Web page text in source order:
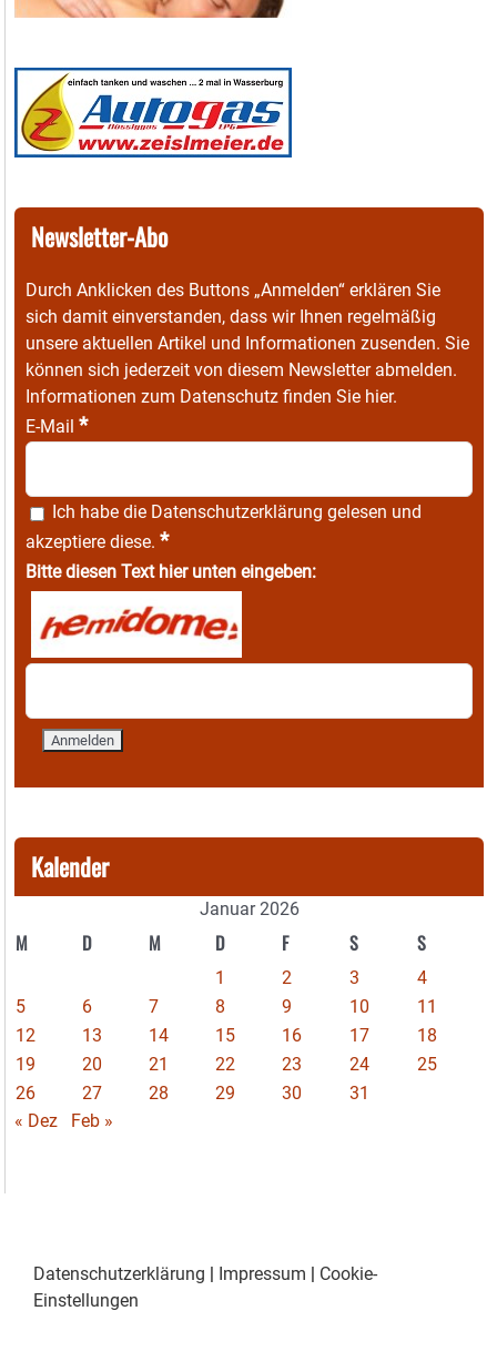
Newsletter-Abo
Durch Anklicken des Buttons „Anmelden“ erklären Sie
sich damit einverstanden, dass wir Ihnen regelmäßig
unsere aktuellen Artikel und Informationen zusenden. Sie
können sich jederzeit von diesem Newsletter abmelden.
Informationen zum Datenschutz finden Sie hier.
E-Mail *
Ich habe die Datenschutzerklärung gelesen und
akzeptiere diese. *
Bitte diesen Text hier unten eingeben:
Kalender
Januar 2026
M D M D F S S
1 2 3
4
5
6 7 8 9 10
11
12
13 14 15 16 17
18
19
20 21 22 23 24
25
26
27 28 29 30
31
« Dez
Feb »
Datenschutzerklärung Impressum
Cookie-
Einstellungen